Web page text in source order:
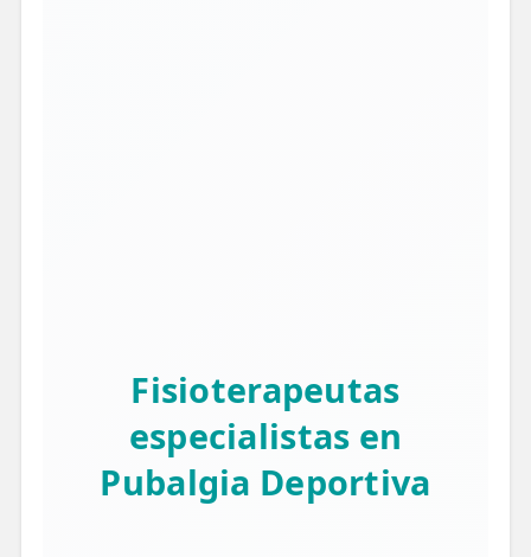
Fisioterapeutas
especialistas en
Pubalgia Deportiva